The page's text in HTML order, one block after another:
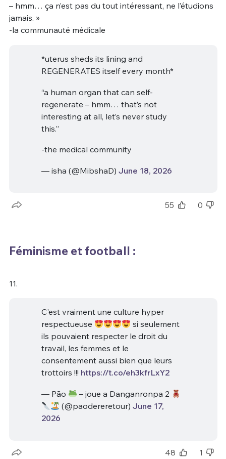
– hmm… ça n’est pas du tout intéressant, ne l’étudions
jamais. »
-la communauté médicale
*uterus sheds its lining and
REGENERATES itself every month*
“a human organ that can self-
regenerate – hmm… that’s not
interesting at all, let’s never study
this.”
-the medical community
— isha (@MibshaD) June 18, 2026
55 0
Féminisme et football :
11.
C'est vraiment une culture hyper
respectueuse
si seulement
ils pouvaient respecter le droit du
travail, les femmes et le
consentement aussi bien que leurs
trottoirs !!! https://t.co/eh3kfrLxY2
— Pão
– joue a Danganronpa 2
(@paodereretour) June 17,
2026
48 1